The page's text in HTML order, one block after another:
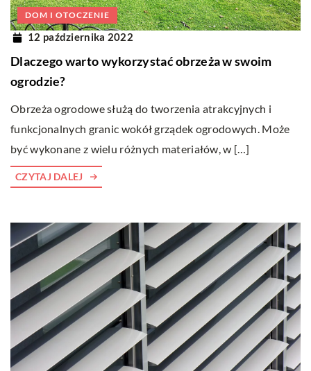
DOM I OTOCZENIE
12 października 2022
Dlaczego warto wykorzystać obrzeża w swoim
ogrodzie?
Obrzeża ogrodowe służą do tworzenia atrakcyjnych i
funkcjonalnych granic wokół grządek ogrodowych. Może
być wykonane z wielu różnych materiałów, w […]
CZYTAJ DALEJ